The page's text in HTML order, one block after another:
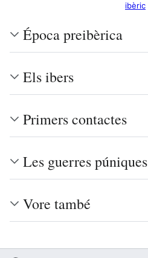
ibèric
Época preibèrica
Els ibers
Primers contactes
Les guerres púniques
Vore també